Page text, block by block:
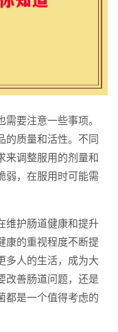
要注意一些事项。
的质量和活性。不同
来调整服用的剂量和
弱，在服用时可能需
维护肠道健康和提升
康的重视程度不断提
多人的生活，成为大
改善肠道问题，还是
都是一个值得考虑的